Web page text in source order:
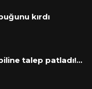
kırdı
talep patladı!…